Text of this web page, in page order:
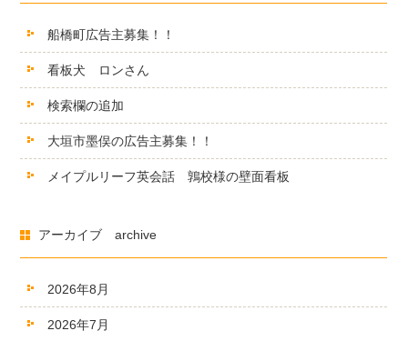
船橋町広告主募集！！
看板犬 ロンさん
検索欄の追加
大垣市墨俣の広告主募集！！
メイプルリーフ英会話 鶉校様の壁面看板
アーカイブ archive
2026年8月
2026年7月